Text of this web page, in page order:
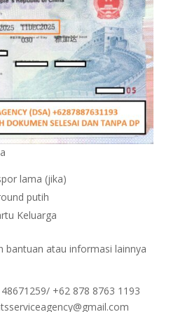
lama (jika)
putih
Keluarga
bantuan atau informasi lainnya
+62 878 8763 1193